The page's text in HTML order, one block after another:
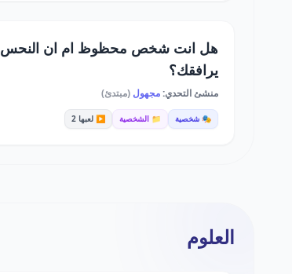
هل انت شخص محظوظ ام ان النحس
يرافقك؟
منشئ التحدي:مجهول (مبتدئ)
🎭 شخصية 📁 الشخصية ▶️ لعبها 2
العلوم